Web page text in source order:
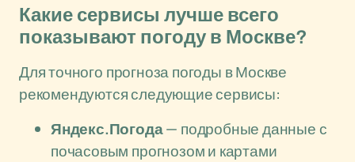
Какие сервисы лучше всего
показывают погоду в Москве?
Для точного прогноза погоды в Москве
рекомендуются следующие сервисы:
Яндекс.Погода— подробные данные с
почасовым прогнозом и картами